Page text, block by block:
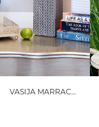
VASIJA MARRACKECH